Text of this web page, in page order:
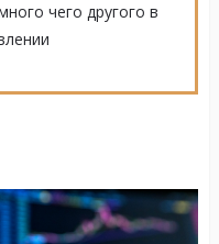
чего другого в